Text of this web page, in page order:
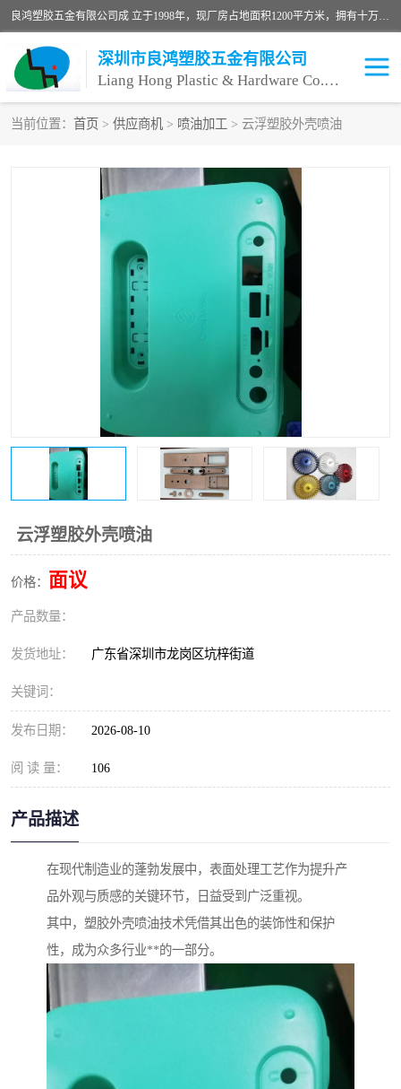
良鸿塑胶五金有限公司成 立于1998年，现厂房占地面积1200平方米，拥有十万级无尘车间，自动喷涂线1条，手动喷涂线2条，丝印移印滚印烫印拉线1条，本公司自建厂以来一直 以“顾客、品质、服务三个第一”为原则，从来货到处理、喷漆、烘烤、品检、包装等每一道工序都严格把持质量关，竭诚为广大朋友、客户服务。现如今已深得广 大客户信赖。
深圳市良鸿塑胶五金有限公司
Liang Hong Plastic & Hardware Co. Ltd
当前位置： 首页 > 供应商机 > 喷油加工 > 云浮塑胶外壳喷油
云浮塑胶外壳喷油
价格： 面议
产品数量：
发货地址： 广东省深圳市龙岗区坑梓街道
关键词：
发布日期： 2026-08-10
阅 读 量： 106
产品描述
在现代制造业的蓬勃发展中，表面处理工艺作为提升产
品外观与质感的关键环节，日益受到广泛重视。
其中，塑胶外壳喷油技术凭借其出色的装饰性和保护
性，成为众多行业**的一部分。
塑胶外壳喷油 五金外壳喷油